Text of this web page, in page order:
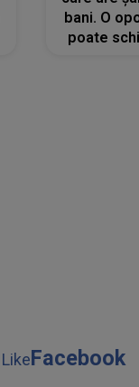
bani. O
poate
LikeFacebook